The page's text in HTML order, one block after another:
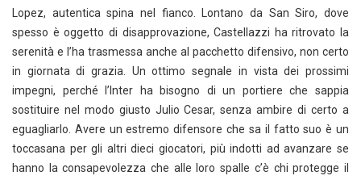
Lopez, autentica spina nel fianco. Lontano da San Siro, dove
spesso è oggetto di disapprovazione, Castellazzi ha ritrovato la
serenità e l’ha trasmessa anche al pacchetto difensivo, non certo
in giornata di grazia. Un ottimo segnale in vista dei prossimi
impegni, perché l’Inter ha bisogno di un portiere che sappia
sostituire nel modo giusto Julio Cesar, senza ambire di certo a
eguagliarlo. Avere un estremo difensore che sa il fatto suo è un
toccasana per gli altri dieci giocatori, più indotti ad avanzare se
hanno la consapevolezza che alle loro spalle c’è chi protegge il